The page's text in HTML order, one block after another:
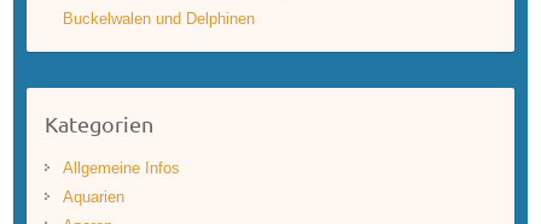
Buckelwalen und Delphinen
Kategorien
Allgemeine Infos
Aquarien